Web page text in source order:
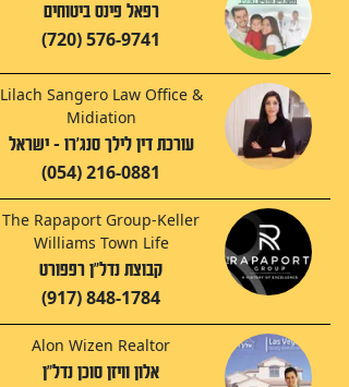
רפאל פינס ביטוחים
(720) 576-9741
Lilach Sangero Law Office &
Midiation
עורכת דין לילך סנג'רו - ישראל
(054) 216-0881
The Rapaport Group-Keller
Williams Town Life
קבוצת נדל"ן רפפורט
(917) 848-1784
Alon Wizen Realtor
אלון וויזן סוכן נדל"ן